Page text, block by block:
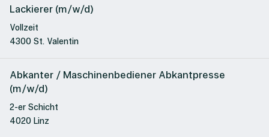
Lackierer (m/w/d)
Vollzeit
4300 St. Valentin
Abkanter / Maschinenbediener Abkantpresse
(m/w/d)
2-er Schicht
4020 Linz